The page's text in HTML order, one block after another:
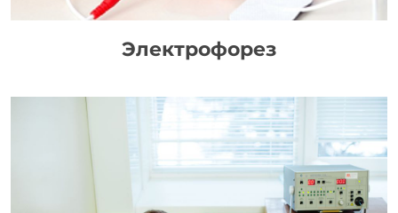
Электрофорез